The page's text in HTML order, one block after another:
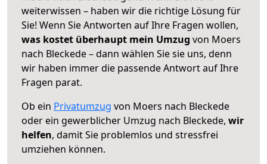
weiterwissen – haben wir die richtige Lösung für
Sie! Wenn Sie Antworten auf Ihre Fragen wollen,
was kostet überhaupt mein Umzug von Moers
nach Bleckede – dann wählen Sie sie uns, denn
wir haben immer die passende Antwort auf Ihre
Fragen parat.
Ob ein Privatumzug von Moers nach Bleckede
oder ein gewerblicher Umzug nach Bleckede, wir
helfen, damit Sie problemlos und stressfrei
umziehen können.